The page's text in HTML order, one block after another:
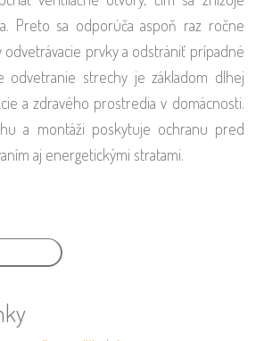
Preto sa odporúča aspoň raz ročne
prvky a odstrániť prípadné
odvetranie strechy je základom dlhej
a zdravého prostredia v domácnosti.
a montáži poskytuje ochranu pred
aj energetickými stratami.